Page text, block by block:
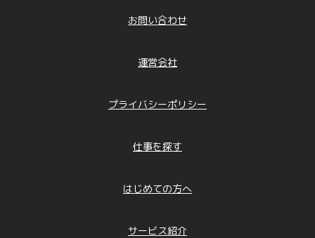
お問い合わせ
運営会社
プライバシーポリシー
仕事を探す
はじめての方へ
サービス紹介